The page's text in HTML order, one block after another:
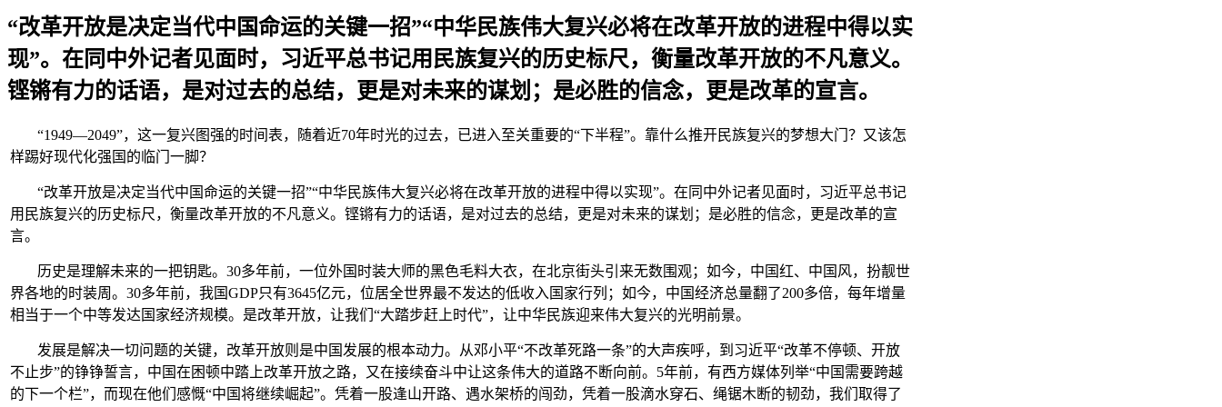
“改革开放是决定当代中国命运的关键一招”“中华民族伟大复兴必将在改革开放的进程中得以实
现”。在同中外记者见面时，习近平总书记用民族复兴的历史标尺，衡量改革开放的不凡意义。
铿锵有力的话语，是对过去的总结，更是对未来的谋划；是必胜的信念，更是改革的宣言。
“1949—2049”，这一复兴图强的时间表，随着近70年时光的过去，已进入至关重要的“下半程”。靠什么推开民族复兴的梦想大门？又该怎
样踢好现代化强国的临门一脚？
“改革开放是决定当代中国命运的关键一招”“中华民族伟大复兴必将在改革开放的进程中得以实现”。在同中外记者见面时，习近平总书记
用民族复兴的历史标尺，衡量改革开放的不凡意义。铿锵有力的话语，是对过去的总结，更是对未来的谋划；是必胜的信念，更是改革的宣
言。
历史是理解未来的一把钥匙。30多年前，一位外国时装大师的黑色毛料大衣，在北京街头引来无数围观；如今，中国红、中国风，扮靓世
界各地的时装周。30多年前，我国GDP只有3645亿元，位居全世界最不发达的低收入国家行列；如今，中国经济总量翻了200多倍，每年增量
相当于一个中等发达国家经济规模。是改革开放，让我们“大踏步赶上时代”，让中华民族迎来伟大复兴的光明前景。
发展是解决一切问题的关键，改革开放则是中国发展的根本动力。从邓小平“不改革死路一条”的大声疾呼，到习近平“改革不停顿、开放
不止步”的铮铮誓言，中国在困顿中踏上改革开放之路，又在接续奋斗中让这条伟大的道路不断向前。5年前，有西方媒体列举“中国需要跨越
的下一个栏”，而现在他们感慨“中国将继续崛起”。凭着一股逢山开路、遇水架桥的闯劲，凭着一股滴水穿石、绳锯木断的韧劲，我们取得了